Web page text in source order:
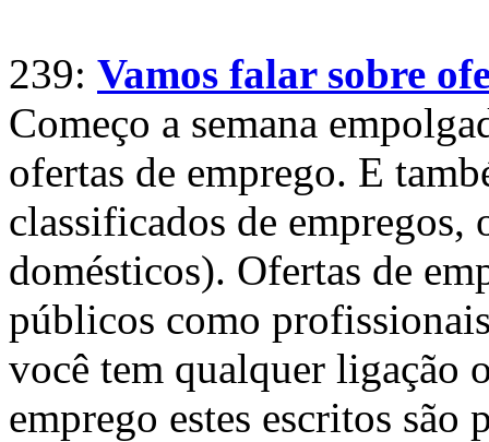
239: Vamos falar sobre
Começo a semana
ofertas de emprego. E
classificados de empregos,
domésticos). Ofertas de
públicos como
você tem qualquer ligação
emprego estes escritos são